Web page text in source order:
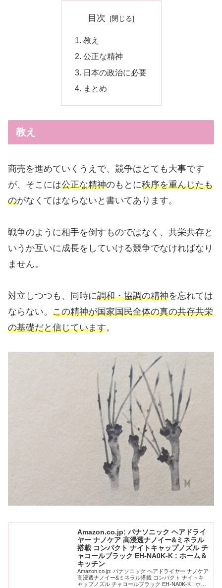
目次
教え
公正な精神
日本の政治に必要
まとめ
教え
商売を進めていくうえで、競争はとても大事です
が、そこには公正な精神のもとに秩序を重んじたも
のがなくてはならないと書いてあります。
戦争のように相手を倒すものではなく、共栄共存と
いうか互いに成長をしていける競争でなければなり
ません。
対立しつつも、同時に調和・協調の精神を忘れては
ならない。 この精神が国家国民全体の真の共存共栄
の基礎だと信じています。
Amazon.co.jp: パナソニック ヘアドライ
ヤー ナノケア 高浸透ナノイー&ミネラル
搭載 コンパクト ナイトキャップノズル チ
ャコールブラック EH-NA0K-K : ホーム＆
キッチン
Amazon.co.jp: パナソニック ヘアドライヤー ナノケア
高浸透ナノイー&ミネラル搭載 コンパクト ナイトキ
ャップノズル チャコールブラック EH-NA0K-K : ホー